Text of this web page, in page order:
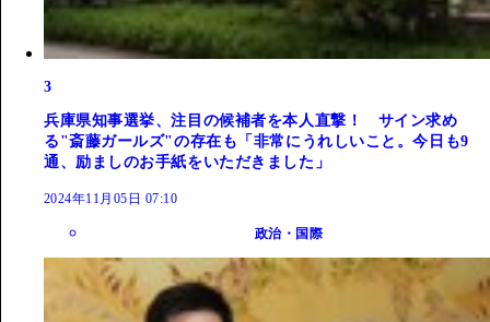
3
兵庫県知事選挙、注目の候補者を本人直撃！ サイン求め
る"斎藤ガールズ"の存在も「非常にうれしいこと。今日も9
通、励ましのお手紙をいただきました」
2024年11月05日 07:10
政治・国際